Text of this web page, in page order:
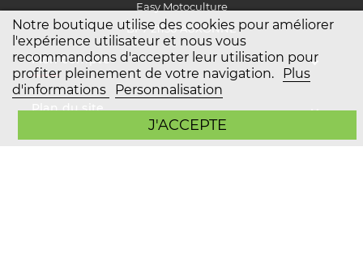
Notre boutique utilise des cookies pour améliorer
l'expérience utilisateur et nous vous
recommandons d'accepter leur utilisation pour
profiter pleinement de votre navigation.
Plus
d'informations
Personnalisation
J'ACCEPTE
Easy Motoculture
BP7 21130 AUXONNE
Mon compte
Plan du site